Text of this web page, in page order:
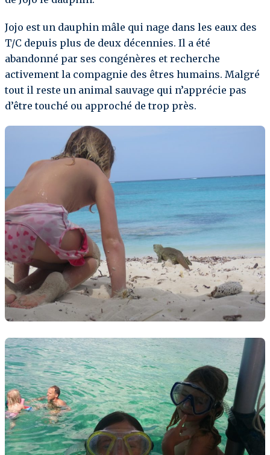
Jojo est un dauphin mâle qui nage dans les eaux des
T/C depuis plus de deux décennies. Il a été
abandonné par ses congénères et recherche
activement la compagnie des êtres humains. Malgré
tout il reste un animal sauvage qui n’apprécie pas
d’être touché ou approché de trop près.